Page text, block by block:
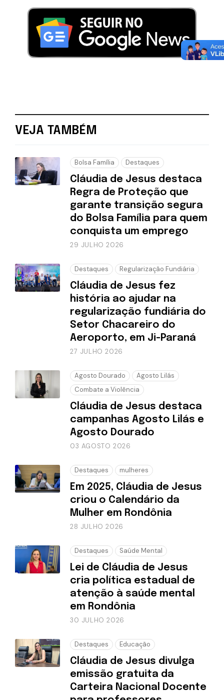
VEJA TAMBÉM
Bolsa Família Destaques
Cláudia de Jesus destaca
Regra de Proteção que
garante transição segura
do Bolsa Família para quem
conquista um emprego
29 JULHO 2026
Destaques Regularização Fundiária
Cláudia de Jesus fez
história ao ajudar na
regularização fundiária do
Setor Chacareiro do
Aeroporto, em Ji-Paraná
27 JULHO 2026
Agosto Dourado
Agosto Lilás
Combate a Violência
Cláudia de Jesus destaca
campanhas Agosto Lilás e
Agosto Dourado
03 AGOSTO 2026
Destaques mulheres
Em 2025, Cláudia de Jesus
criou o Calendário da
Mulher em Rondônia
28 JULHO 2026
Destaques Saúde Mental
Lei de Cláudia de Jesus
cria política estadual de
atenção à saúde mental
em Rondônia
30 JULHO 2026
Destaques Educação
Cláudia de Jesus divulga
emissão gratuita da
Carteira Nacional Docente